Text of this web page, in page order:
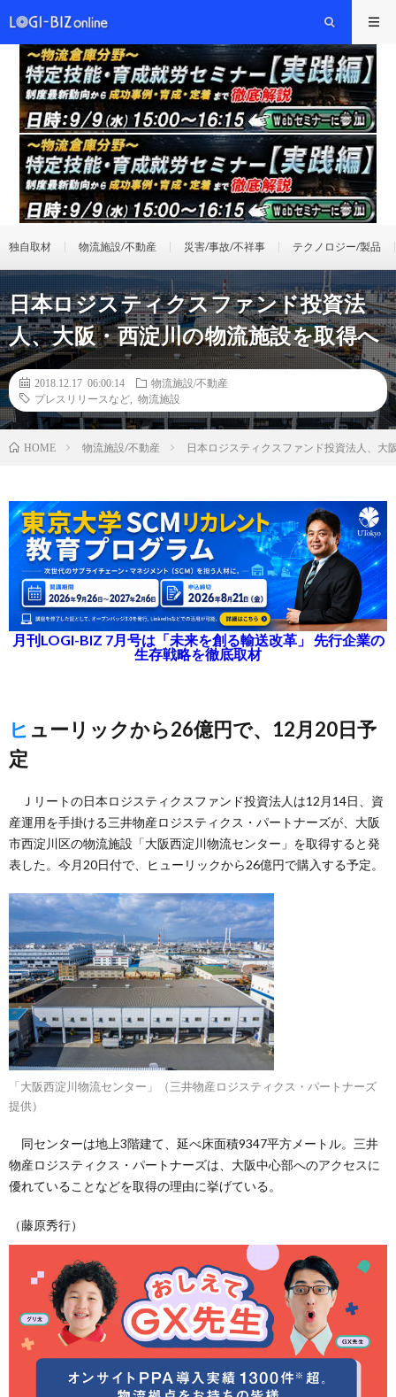
独自取材 物流施設/不動産 災害/事故/不祥事 テクノロジー/製品
日本ロジスティクスファンド投資法
人、大阪・西淀川の物流施設を取得へ
2018.12.17 06:00:14
物流施設/不動産
プレスリリースなど
物流施設
HOME 物流施設/不動産 日本ロジスティクスファンド投資法人、大
月刊LOGI-BIZ 7月号は「未来を創る輸送改革」 先行企業の
生存戦略を徹底取材
ヒューリックから26億円で、12月20日予
定
Ｊリートの日本ロジスティクスファンド投資法人は12月14日、資
産運用を手掛ける三井物産ロジスティクス・パートナーズが、大阪
市西淀川区の物流施設「大阪西淀川物流センター」を取得すると発
表した。今月20日付で、ヒューリックから26億円で購入する予定。
「大阪西淀川物流センター」（三井物産ロジスティクス・パートナーズ
提供）
同センターは地上3階建て、延べ床面積9347平方メートル。三井
物産ロジスティクス・パートナーズは、大阪中心部へのアクセスに
優れていることなどを取得の理由に挙げている。
（藤原秀行）